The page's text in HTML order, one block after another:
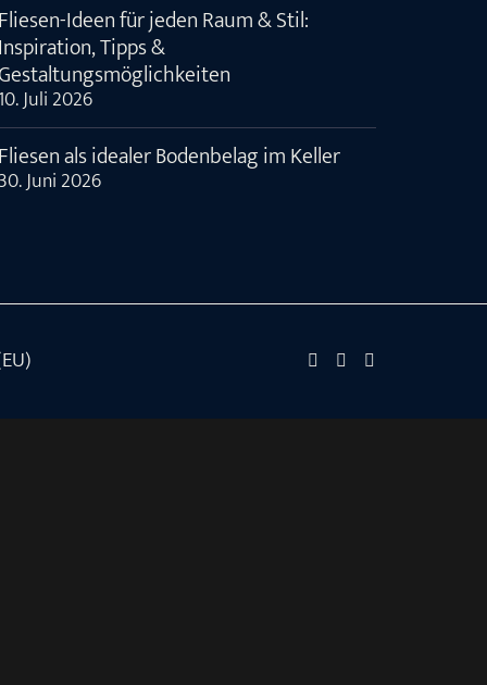
Ideen für jeden Raum & Stil:
Tipps &
Juli 2026
als idealer Bodenbelag im Keller
Juni 2026